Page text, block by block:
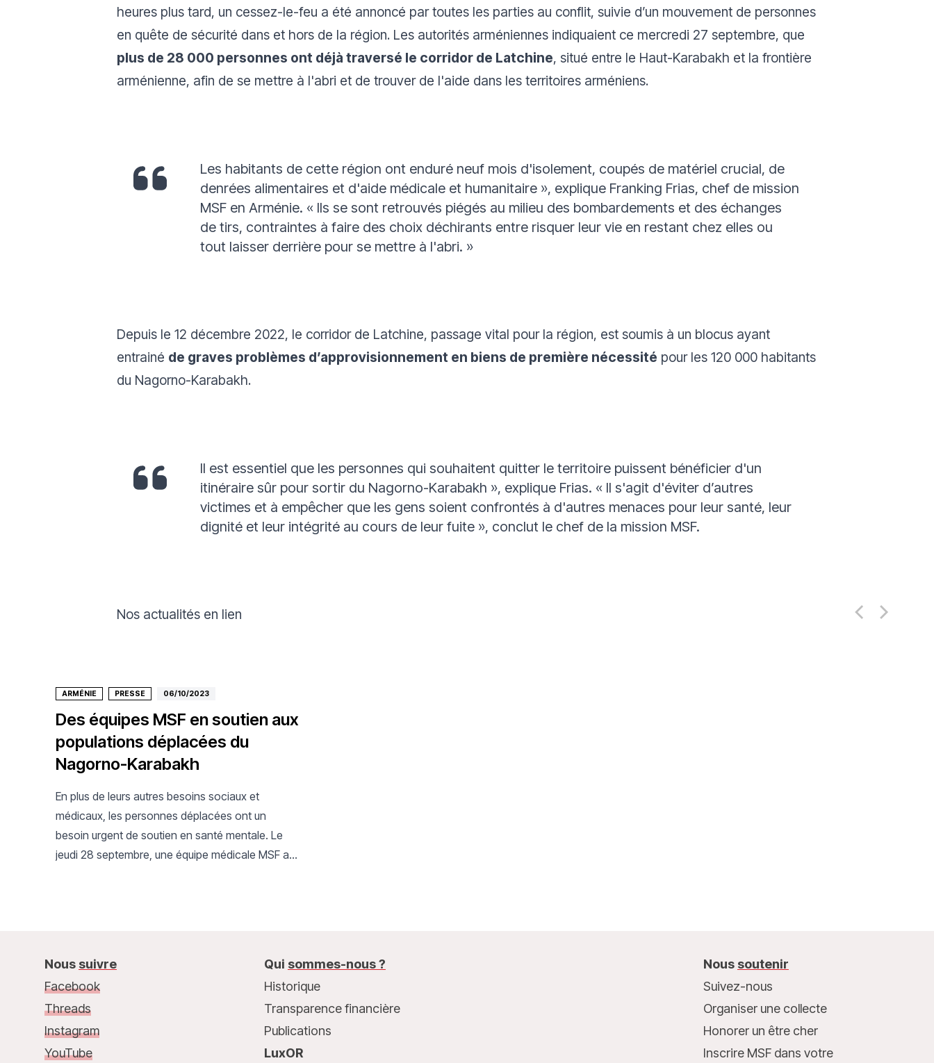
heures plus tard, un cessez-le-feu a été annoncé par toutes les parties au conflit, suivie d’un mouvement de personnes
en quête de sécurité dans et hors de la région. Les autorités arméniennes indiquaient ce mercredi 27 septembre, que
plus de 28 000 personnes ont déjà traversé le corridor de Latchine, situé entre le Haut-Karabakh et la frontière
arménienne, afin de se mettre à l'abri et de trouver de l'aide dans les territoires arméniens.
Les habitants de cette région ont enduré neuf mois d'isolement, coupés de matériel crucial, de
denrées alimentaires et d'aide médicale et humanitaire », explique Franking Frias, chef de mission
MSF en Arménie. « Ils se sont retrouvés piégés au milieu des bombardements et des échanges
de tirs, contraintes à faire des choix déchirants entre risquer leur vie en restant chez elles ou
tout laisser derrière pour se mettre à l'abri. »
Depuis le 12 décembre 2022, le corridor de Latchine, passage vital pour la région, est soumis à un blocus ayant
entrainé de graves problèmes d’approvisionnement en biens de première nécessité pour les 120 000 habitants
du Nagorno-Karabakh.
Il est essentiel que les personnes qui souhaitent quitter le territoire puissent bénéficier d'un
itinéraire sûr pour sortir du Nagorno-Karabakh », explique Frias. « Il s'agit d'éviter d’autres
victimes et à empêcher que les gens soient confrontés à d'autres menaces pour leur santé, leur
dignité et leur intégrité au cours de leur fuite », conclut le chef de la mission MSF.
Nos actualités en lien
ARMÉNIE PRESSE 06/10/2023
Des équipes MSF en soutien aux
populations déplacées du
Nagorno-Karabakh
En plus de leurs autres besoins sociaux et
médicaux, les personnes déplacées ont un
besoin urgent de soutien en santé mentale. Le
jeudi 28 septembre, une équipe médicale MSF a
Nous suivre
Facebook
Threads
Instagram
YouTube
Qui sommes-nous ?
Historique
Transparence financière
Publications
LuxOR
Nous soutenir
Suivez-nous
Organiser une collecte
Honorer un être cher
Inscrire MSF dans votre